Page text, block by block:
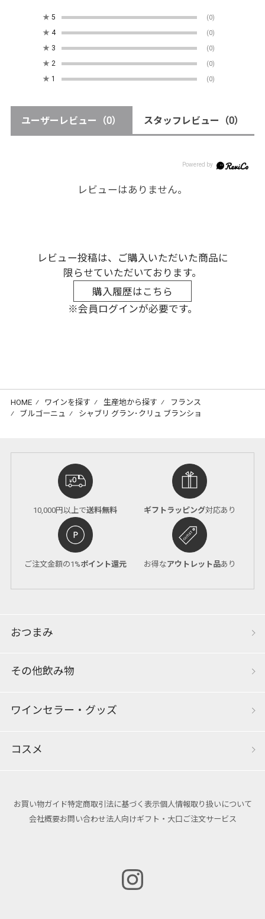
★ 5 (0)
★ 4 (0)
★ 3 (0)
★ 2 (0)
★ 1 (0)
ユーザーレビュー （0） スタッフレビュー （0）
レビューはありません。
レビュー投稿は、ご購入いただいた商品に
限らせていただいております。
購入履歴はこちら
※会員ログインが必要です。
HOME ⁄ ワインを探す ⁄ 生産地から探す ⁄ フランス
⁄ ブルゴーニュ ⁄ シャブリ グラン･クリュ ブランショ
10,000円以上で送料無料 ギフトラッピング対応あり
ご注文金額の1%ポイント還元 お得なアウトレット品あり
おつまみ
その他飲み物
ワインセラー・グッズ
コスメ
お買い物ガイド特定商取引法に基づく表示個人情報取り扱いについて
会社概要お問い合わせ法人向けギフト・大口ご注文サービス